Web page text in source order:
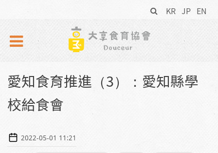
KR JP EN
搜
尋
表
愛知食育推進（3）：愛知縣學
校給食會
2022-05-01 11:21